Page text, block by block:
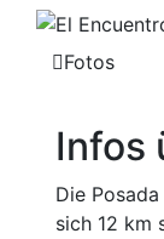
Fotos
Infos
Die
sich 12 km